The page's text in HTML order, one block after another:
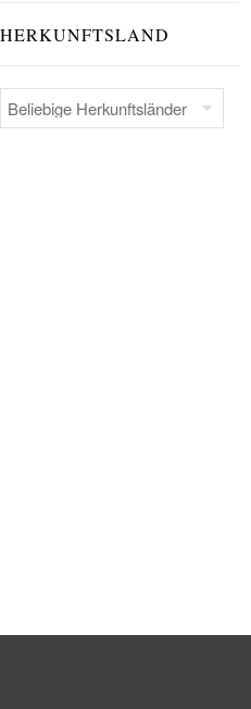
HERKUNFTSLAND